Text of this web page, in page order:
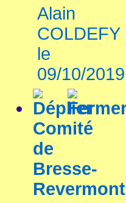
Alain
COLDEFY
le
09/10/2019
Comité
de
Bresse-
Revermont